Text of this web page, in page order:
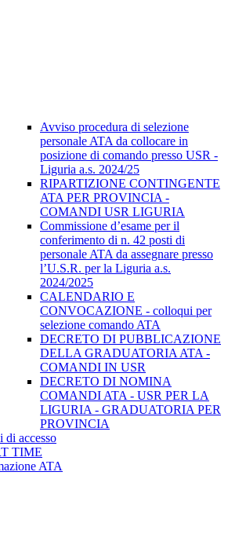
Avviso procedura di selezione
personale ATA da collocare in
posizione di comando presso USR -
Liguria a.s. 2024/25
RIPARTIZIONE CONTINGENTE
ATA PER PROVINCIA -
COMANDI USR LIGURIA
Commissione d’esame per il
conferimento di n. 42 posti di
personale ATA da assegnare presso
l’U.S.R. per la Liguria a.s.
2024/2025
CALENDARIO E
CONVOCAZIONE - colloqui per
selezione comando ATA
DECRETO DI PUBBLICAZIONE
DELLA GRADUATORIA ATA -
COMANDI IN USR
DECRETO DI NOMINA
COMANDI ATA - USR PER LA
LIGURIA - GRADUATORIA PER
PROVINCIA
di accesso
TIME
ATA